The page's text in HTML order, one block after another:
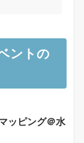
ントの
ッピング＠水